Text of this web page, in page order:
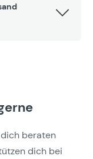
beraten
dich bei